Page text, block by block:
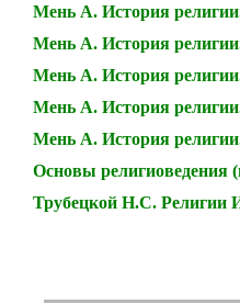
Мень А. История
Мень А. История
Мень А. История
Мень А. История
Мень А. История
Основы религиоведения
Трубецкой Н.С. Религии